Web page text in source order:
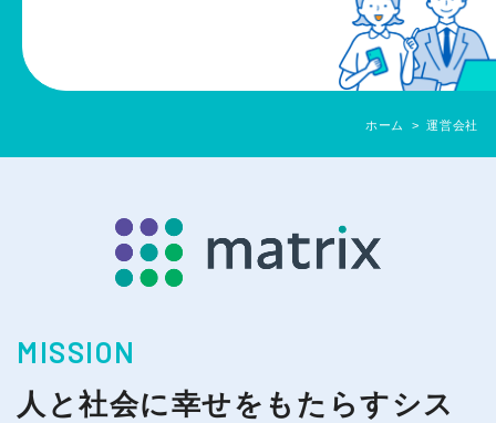
ホーム 運営会社
MISSION
人と社会に幸せをもたらすシス